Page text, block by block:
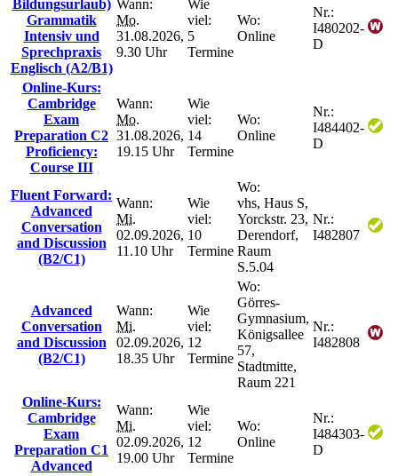
Bildungsurlaub)
Grammatik
Intensiv und
Sprechpraxis
Englisch (A2/B1)
Wann:
Mo.
31.08.2026,
9.30 Uhr
Wie
viel:
5
Termine
Wo:
Online
Nr.:
I480202-
D
Online-Kurs:
Cambridge
Exam
Preparation C2
Proficiency:
Course III
Wann:
Mo.
31.08.2026,
19.15 Uhr
Wie
viel:
14
Termine
Wo:
Online
Nr.:
I484402-
D
Fluent Forward:
Advanced
Conversation
and Discussion
(B2/C1)
Wann:
Mi.
02.09.2026,
11.10 Uhr
Wie
viel:
10
Termine
Wo:
vhs, Haus S,
Yorckstr. 23,
Derendorf,
Raum
S.5.04
Nr.:
I482807
Advanced
Conversation
and Discussion
(B2/C1)
Wann:
Mi.
02.09.2026,
18.35 Uhr
Wie
viel:
12
Termine
Wo:
Görres-
Gymnasium,
Königsallee
57,
Stadtmitte,
Raum 221
Nr.:
I482808
Online-Kurs:
Cambridge
Exam
Preparation C1
Advanced
Wann:
Mi.
02.09.2026,
19.00 Uhr
Wie
viel:
12
Termine
Wo:
Online
Nr.:
I484303-
D